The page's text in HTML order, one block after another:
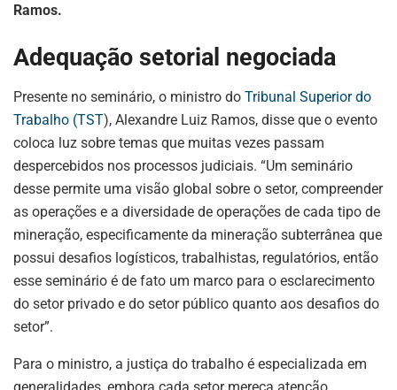
Ramos.
Adequação setorial negociada
Presente no seminário, o ministro do Tribunal Superior do
Trabalho (TST), Alexandre Luiz Ramos, disse que o evento
coloca luz sobre temas que muitas vezes passam
despercebidos nos processos judiciais. “Um seminário
desse permite uma visão global sobre o setor, compreender
as operações e a diversidade de operações de cada tipo de
mineração, especificamente da mineração subterrânea que
possui desafios logísticos, trabalhistas, regulatórios, então
esse seminário é de fato um marco para o esclarecimento
do setor privado e do setor público quanto aos desafios do
setor”.
Para o ministro, a justiça do trabalho é especializada em